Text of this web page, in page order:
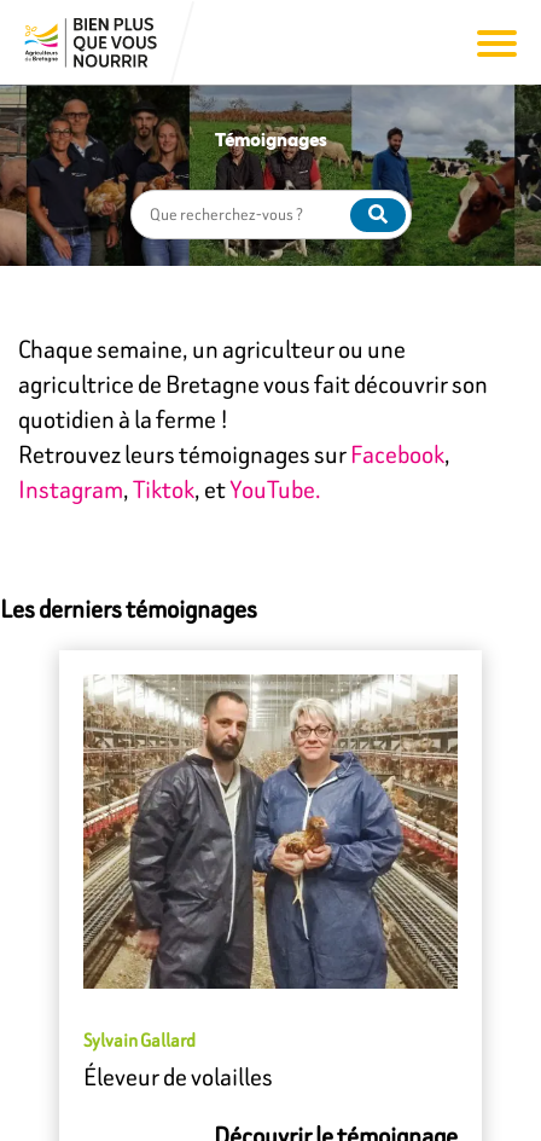
Témoignages
Chaque semaine, un agriculteur ou une
agricultrice de Bretagne vous fait découvrir son
quotidien à la ferme !
Retrouvez leurs témoignages surFacebook,
Instagram,Tiktok, etYouTube.
Les derniers témoignages
Sylvain Gallard
Éleveur de volailles